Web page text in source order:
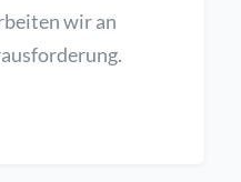
wir an